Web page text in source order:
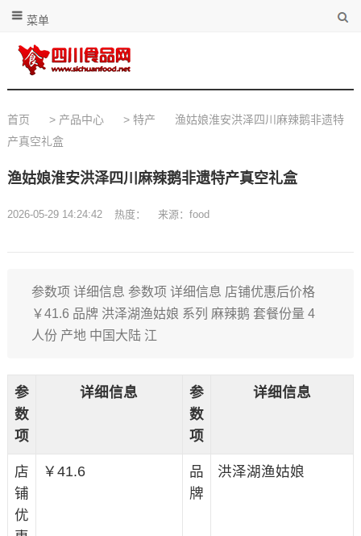
菜单
首页 > 产品中心 > 特产
渔姑娘淮安洪泽四川麻辣鹅非遗特
产真空礼盒
渔姑娘淮安洪泽四川麻辣鹅非遗特产真空礼盒
2026-05-29 14:24:42 热度： 来源：food
参数项 详细信息 参数项 详细信息 店铺优惠后价格
￥41.6 品牌 洪泽湖渔姑娘 系列 麻辣鹅 套餐份量 4
人份 产地 中国大陆 江
参
数
项
详细信息
参
数
项
详细信息
店
铺
优
￥41.6
品
牌
洪泽湖渔姑娘